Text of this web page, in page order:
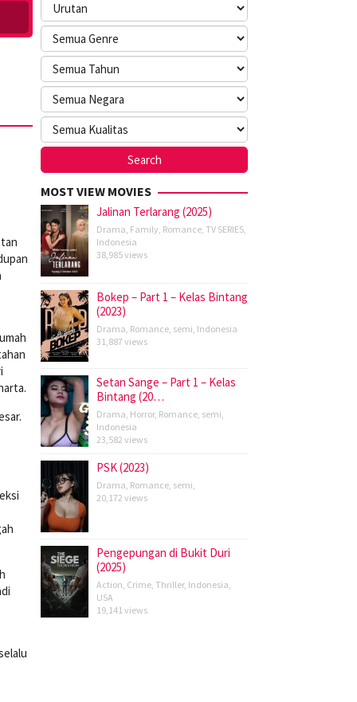
MOST VIEW MOVIES
Jalinan Terlarang (2025)
Drama Family Romance TV SERIES
Indonesia
38,985 views
Bokep – Part 1 – Kelas Bintang
(2023)
Drama Romance semi Indonesia
31,887 views
Setan Sange – Part 1 – Kelas
Bintang (20…
Drama Horror, Romance semi
Indonesia
23,582 views
PSK (2023)
Drama Romance semi
20,172 views
Pengepungan di Bukit Duri
(2025)
Action Crime Thriller, Indonesia
USA
19,141 views